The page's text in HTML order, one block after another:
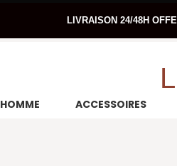
LIVRAISON 24/48H
HOMME ACCESSOIRES